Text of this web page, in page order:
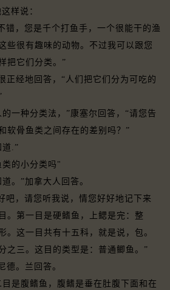
样说：
，您是千个打鱼手，一个很能干的渔
些很有趣味的动物。不过我可以跟您
把它们分类。”
经地回答，“人们把它们分为可吃的
种分类法，”康塞尔回答，“请您告
软骨鱼类之间存在的差别吗？”
.”
的小分类吗"
”加拿大人回答。
，请您听我说，情您好好地记下来
。第一目是硬鳍鱼，上鳃是完：整
。这一目共有十五科，就是说，包。
之三。这目的类型是：普通鲫鱼。”
。兰回答。
腹鳍鱼，腹鳍是垂在肚腹下面和在